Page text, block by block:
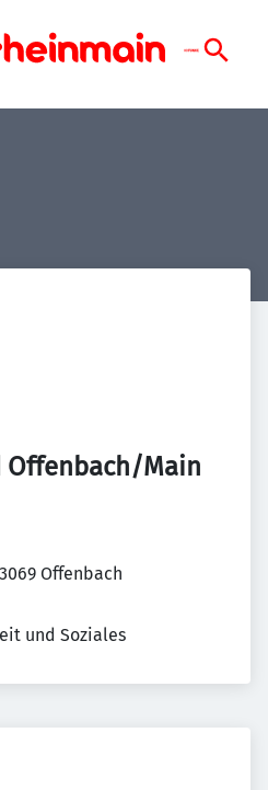
Offenbach/Main
Offenbach
und Soziales